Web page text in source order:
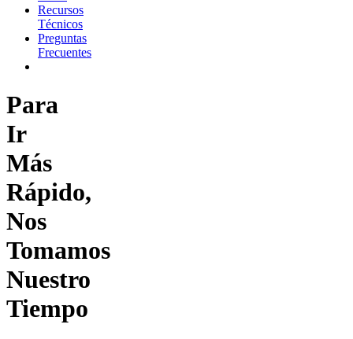
Recursos
Técnicos
Preguntas
Frecuentes
Para
Ir
Más
Rápido,
Nos
Tomamos
Nuestro
Tiempo